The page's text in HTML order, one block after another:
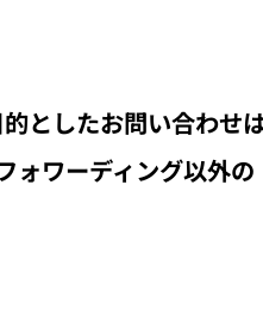
としたお問い合わせ
ォワーディング以外の